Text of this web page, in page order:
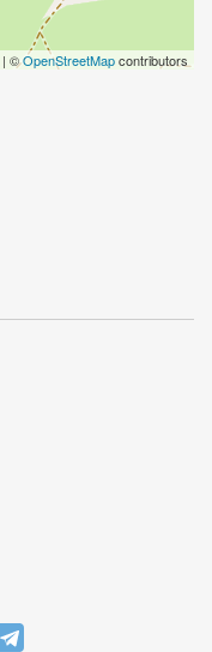
| ©OpenStreetMapcontributors